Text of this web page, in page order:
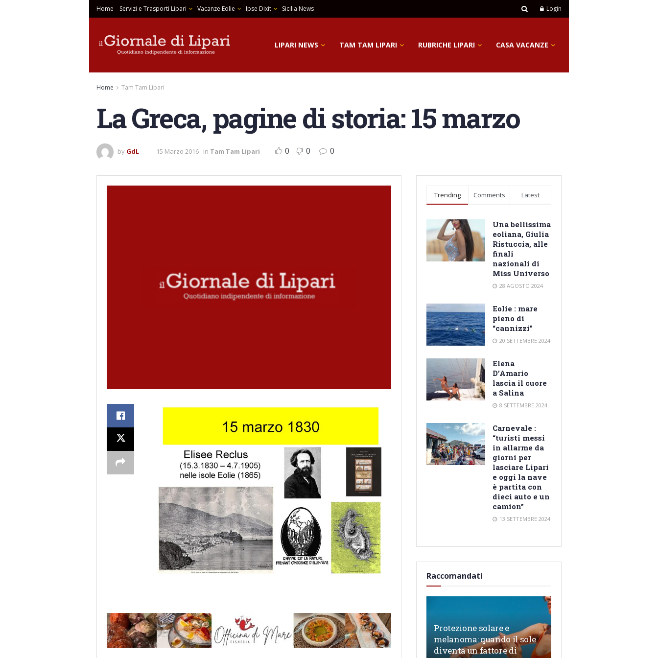
Home Servizi e Trasporti Lipari Vacanze Eolie Ipse Dixit Sicilia News Login
LIPARI NEWS TAM TAM LIPARI RUBRICHE LIPARI CASA VACANZE
Home Tam Tam Lipari
La Greca, pagine di storia: 15 marzo
by GdL 15 Marzo 2016 in Tam Tam Lipari 0 0 0
Trending Comments Latest
Una bellissima
eoliana, Giulia
Ristuccia, alle
finali
nazionali di
Miss Universo
28 AGOSTO 2024
Eolie : mare
pieno di
“cannizzi”
20 SETTEMBRE 2024
Elena
D’Amario
lascia il cuore
a Salina
8 SETTEMBRE 2024
Carnevale :
“turisti messi
in allarme da
giorni per
lasciare Lipari
e oggi la nave
è partita con
dieci auto e un
camion”
13 SETTEMBRE 2024
Raccomandati
Protezione solare e
melanoma: quando il sole
diventa un fattore di